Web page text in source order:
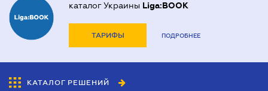
каталог Украины Liga:BOOK
ТАРИФЫ ПОДРОБНЕЕ
КАТАЛОГ РЕШЕНИЙ